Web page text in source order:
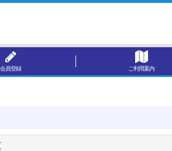
会員登録 ご利用案内